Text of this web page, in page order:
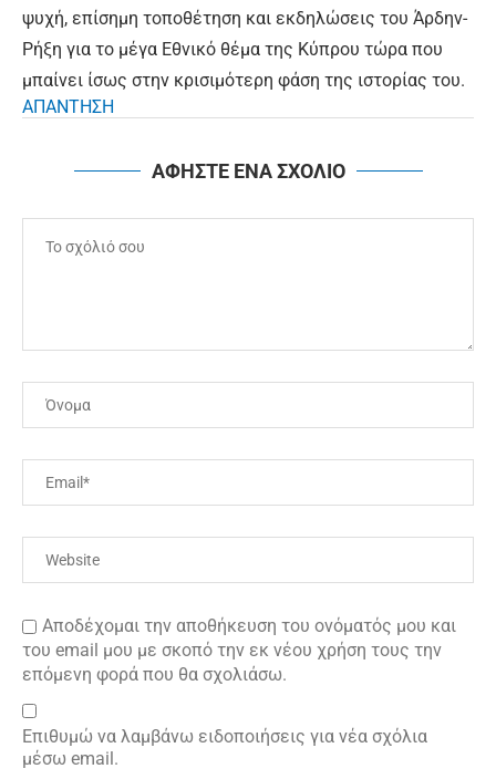
ψυχή, επίσημη τοποθέτηση και εκδηλώσεις του Άρδην-
Ρήξη για το μέγα Εθνικό θέμα της Κύπρου τώρα που
μπαίνει ίσως στην κρισιμότερη φάση της ιστορίας του.
ΑΠΑΝΤΗΣΗ
ΑΦΗΣΤΕ ΕΝΑ ΣΧΟΛΙΟ
Αποδέχομαι την αποθήκευση του ονόματός μου και
του email μου με σκοπό την εκ νέου χρήση τους την
επόμενη φορά που θα σχολιάσω.
Επιθυμώ να λαμβάνω ειδοποιήσεις για νέα σχόλια
μέσω email.